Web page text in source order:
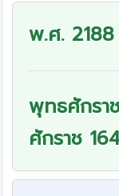
พ.ศ.
พุทธศักรา
ศักราช